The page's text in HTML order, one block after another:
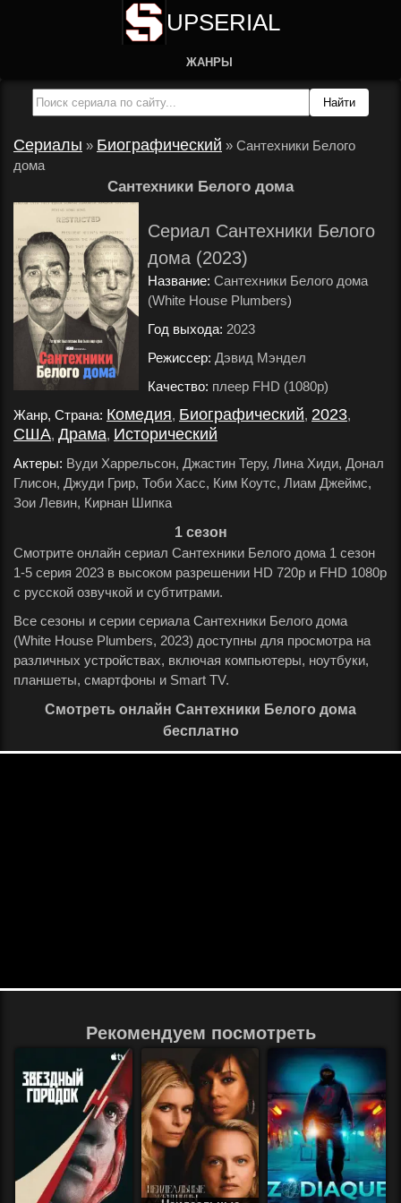
UPSERIAL
ЖАНРЫ
Сериалы » Биографический » Сантехники Белого
дома
Сантехники Белого дома
Сериал Сантехники Белого
дома (2023)
Название: Сантехники Белого дома
(White House Plumbers)
Год выхода: 2023
Режиссер: Дэвид Мэндел
Качество: плеер FHD (1080p)
Жанр, Страна: Комедия, Биографический, 2023,
США, Драма, Исторический
Актеры: Вуди Харрельсон, Джастин Теру, Лина Хиди, Донал
Глисон, Джуди Грир, Тоби Хасс, Ким Коутс, Лиам Джеймс,
Зои Левин, Кирнан Шипка
1 сезон
Смотрите онлайн сериал Сантехники Белого дома 1 сезон
1-5 серия 2023 в высоком разрешении HD 720p и FHD 1080p
с русской озвучкой и субтитрами.
Все сезоны и серии сериала Сантехники Белого дома
(White House Plumbers, 2023) доступны для просмотра на
различных устройствах, включая компьютеры, ноутбуки,
планшеты, смартфоны и Smart TV.
Смотреть онлайн Сантехники Белого дома
бесплатно
Рекомендуем посмотреть